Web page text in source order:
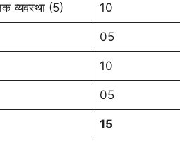
व्यवस्था (5) 10
05
10
05
15